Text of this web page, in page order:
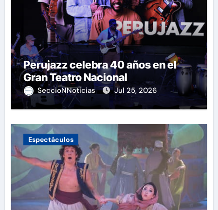
Perujazz celebra 40 años en el
Gran Teatro Nacional
SeccioNNoticias Jul 25, 2026
Espectáculos